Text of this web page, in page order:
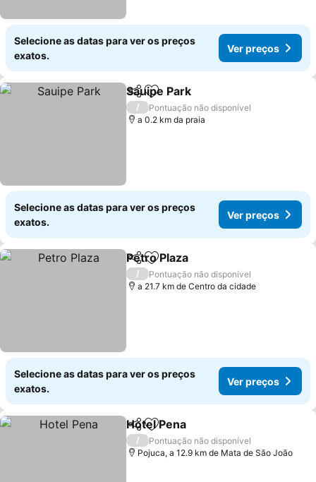
Selecione as datas para ver os preços
exatos.
Ver preços
PartilharAdicionar aos favoritos
Sauipe Park
/
Pontuação não disponível
a 0.2 km da praia
Selecione as datas para ver os preços
exatos.
Ver preços
PartilharAdicionar aos favoritos
Petro Plaza
/
Pontuação não disponível
a 21.7 km de Centro da cidade
Selecione as datas para ver os preços
exatos.
Ver preços
PartilharAdicionar aos favoritos
Hotel Pena
/
Pontuação não disponível
Pojuca, a 12.9 km de Mata de São João